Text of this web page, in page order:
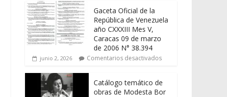
Gaceta Oficial de la
República de Venezuela
año CXXXIII Mes V,
Caracas 09 de marzo
de 2006 N° 38.394
junio 2, 2026 Comentarios desactivados
Catálogo temático de
obras de Modesta Bor